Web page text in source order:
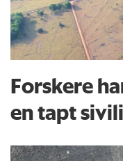
Forskere
en tapt